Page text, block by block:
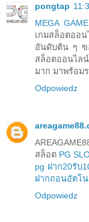
pongtap
MEGA GAME
เกมสล็อตออ
อันดับต้น ๆ ข
สล็อตออนไล
มาก มาพร้อม
Odpowiedz
สล็อต PG
pg ฝาก20รับ
ฝากถอนอัตโ
Odpowiedz